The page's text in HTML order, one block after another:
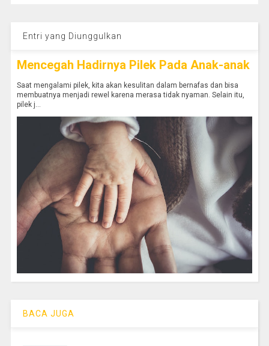
Entri yang Diunggulkan
Mencegah Hadirnya Pilek Pada Anak-anak
Saat mengalami pilek, kita akan kesulitan dalam bernafas dan bisa
membuatnya menjadi rewel karena merasa tidak nyaman. Selain itu,
pilek j...
BACA JUGA